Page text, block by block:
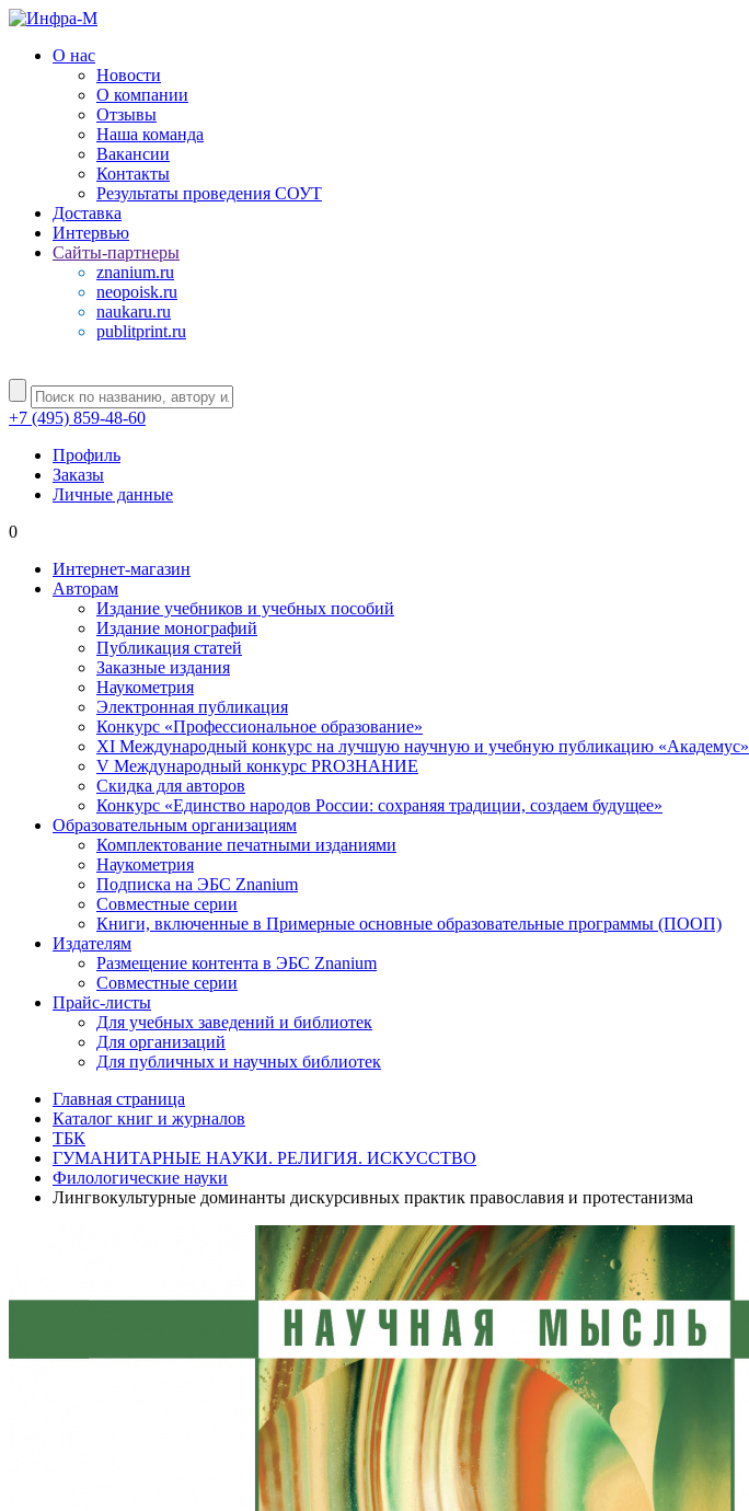
О нас
Новости
О компании
Отзывы
Наша команда
Вакансии
Контакты
Результаты проведения СОУТ
Доставка
Интервью
Сайты-партнеры
znanium.ru
neopoisk.ru
naukaru.ru
publitprint.ru
+7 (495) 859-48-60
Профиль
Заказы
Личные данные
0
Интернет-магазин
Авторам
Издание учебников и учебных пособий
Издание монографий
Публикация статей
Заказные издания
Наукометрия
Электронная публикация
Конкурс «Профессиональное образование»
XI Международный конкурс на лучшую научную и учебную публикацию «Академус»
V Международный конкурс PROЗНАНИЕ
Скидка для авторов
Конкурс «Единство народов России: сохраняя традиции, создаем будущее»
Образовательным организациям
Комплектование печатными изданиями
Наукометрия
Подписка на ЭБС Znanium
Совместные серии
Книги, включенные в Примерные основные образовательные программы (ПООП)
Издателям
Размещение контента в ЭБС Znanium
Совместные серии
Прайс-листы
Для учебных заведений и библиотек
Для организаций
Для публичных и научных библиотек
Главная страница
Каталог книг и журналов
ТБК
ГУМАНИТАРНЫЕ НАУКИ. РЕЛИГИЯ. ИСКУССТВО
Филологические науки
Лингвокультурные доминанты дискурсивных практик православия и протестанизма